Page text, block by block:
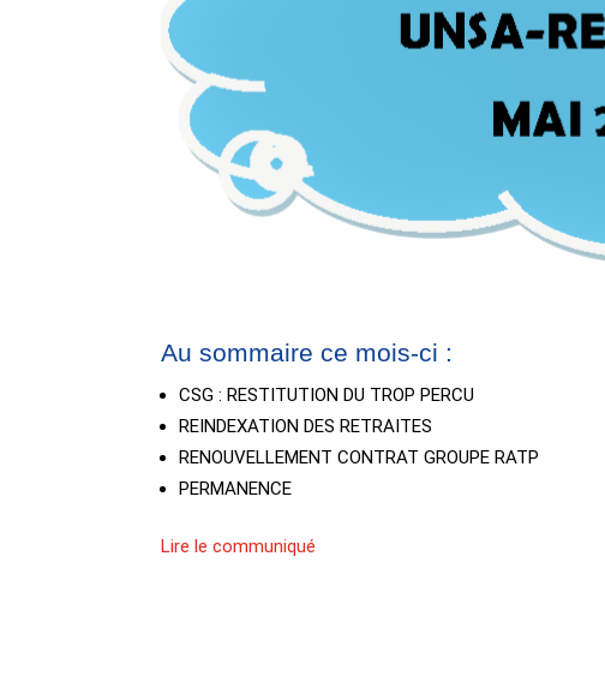
Au sommaire ce mois-ci :
CSG : RESTITUTION DU TROP PERCU
REINDEXATION DES RETRAITES
RENOUVELLEMENT CONTRAT GROUPE RATP
PERMANENCE
Lire le communiqué